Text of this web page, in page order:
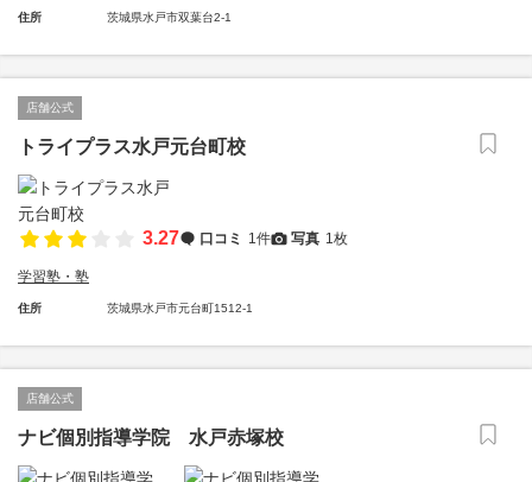
住所 茨城県水戸市双葉台2-1
店舗公式
トライプラス水戸元台町校
3.27 口コミ 1件 写真 1枚
学習塾・塾
住所 茨城県水戸市元台町1512-1
店舗公式
ナビ個別指導学院 水戸赤塚校